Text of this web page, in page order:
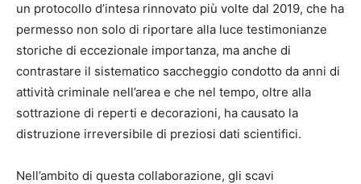
un protocollo d’intesa rinnovato più volte dal 2019, che ha
permesso non solo di riportare alla luce testimonianze
storiche di eccezionale importanza, ma anche di
contrastare il sistematico saccheggio condotto da anni di
attività criminale nell’area e che nel tempo, oltre alla
sottrazione di reperti e decorazioni, ha causato la
distruzione irreversibile di preziosi dati scientifici.
Nell’ambito di questa collaborazione, gli scavi